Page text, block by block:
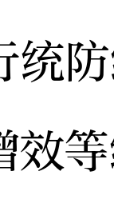
统
效